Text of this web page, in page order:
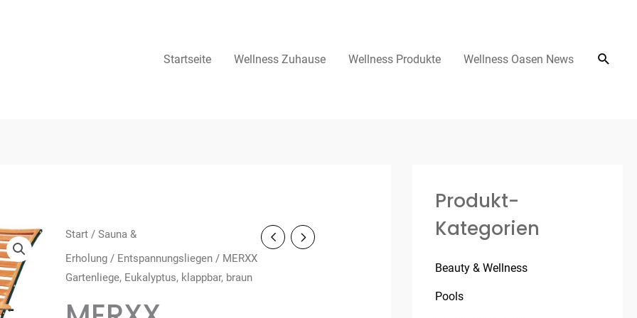
Startseite Wellness Zuhause Wellness Produkte Wellness Oasen News
Start/ Sauna &
Erholung/ Entspannungsliegen/ MERXX
Gartenliege, Eukalyptus, klappbar, braun
Produkt-
Kategorien
Beauty & Wellness
Pools